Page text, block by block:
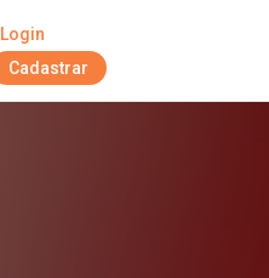
Login
Cadastrar